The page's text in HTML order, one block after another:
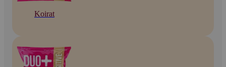
Koirat